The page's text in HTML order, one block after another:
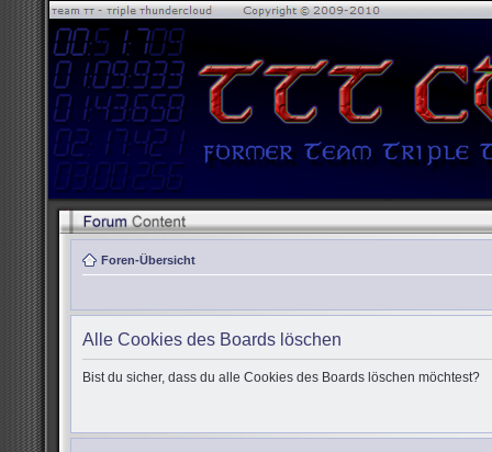
Foren-Übersicht
Alle Cookies des Boards löschen
Bist du sicher, dass du alle Cookies des Boards löschen möchtest?